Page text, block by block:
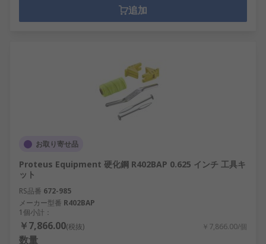
追加
お取り寄せ品
Proteus Equipment 硬化鋼 R402BAP 0.625 インチ 工具キ
ット
RS品番 672-985
メーカー型番 R402BAP
1個小計：
￥7,866.00(税抜) ￥7,866.00/個
数量